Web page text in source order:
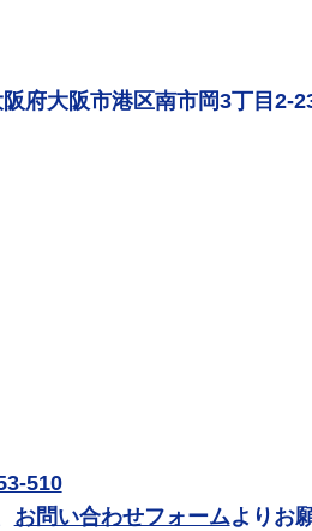
府大阪市港区南市岡3丁目2-
510
お問い合わせフォームよりお